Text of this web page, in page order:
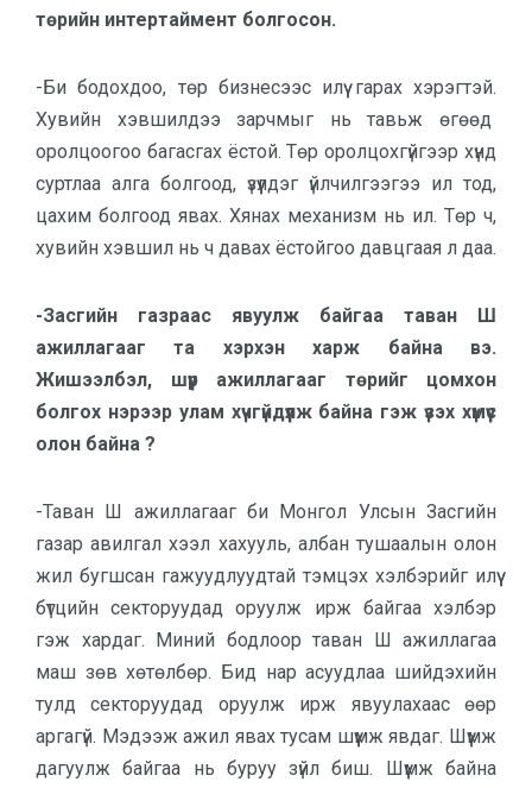
төрийн интертаймент болгосон.
-Би бодохдоо, төр бизнесээс илүү гарах хэрэгтэй.
Хувийн хэвшилдээ зарчмыг нь тавьж өгөөд
оролцоогоо багасгах ёстой. Төр оролцохгүйгээр хүнд
суртлаа алга болгоод, үзүүлдэг үйлчилгээгээ ил тод,
цахим болгоод явах. Хянах механизм нь ил. Төр ч,
хувийн хэвшил нь ч давах ёстойгоо давцгаая л даа.
-Засгийн газраас явуулж байгаа таван Ш
ажиллагааг та хэрхэн харж байна вэ.
Жишээлбэл, шүүр ажиллагааг төрийг цомхон
болгох нэрээр улам хүчгүйдүүлж байна гэж үзэх хүмүүс
олон байна ?
-Таван Ш ажиллагааг би Монгол Улсын Засгийн
газар авилгал хээл хахууль, албан тушаалын олон
жил бугшсан гажуудлуудтай тэмцэх хэлбэрийг илүү
бүтцийн секторуудад оруулж ирж байгаа хэлбэр
гэж хардаг. Миний бодлоор таван Ш ажиллагаа
маш зөв хөтөлбөр. Бид нар асуудлаа шийдэхийн
тулд секторуудад оруулж ирж явуулахаас өөр
аргагүй. Мэдээж ажил явах тусам шүүмж явдаг. Шүүмж
дагуулж байгаа нь буруу зүйл биш. Шүүмж байна